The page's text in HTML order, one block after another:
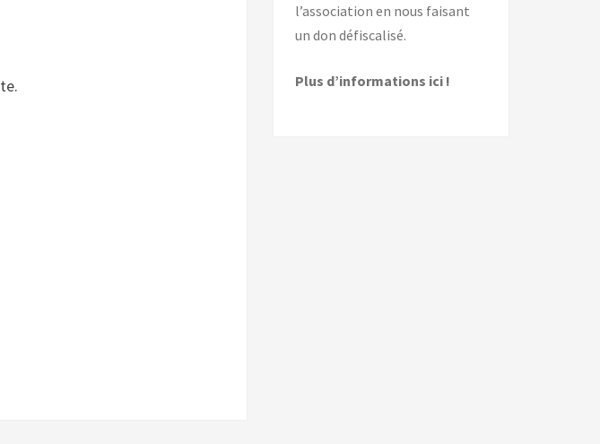
l’association en nous faisant
un don défiscalisé.
Plus d’informations ici !